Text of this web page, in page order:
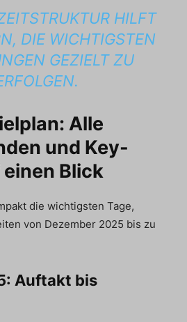
HILFT
DIE WICHTIGSTEN
GEZIELT ZU
Alle
und Key-
Blick
die wichtigsten Tage,
von Dezember 2025 bis zu
Auftakt bis